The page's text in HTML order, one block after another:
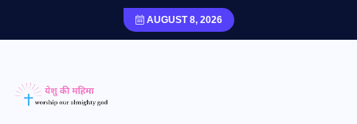
AUGUST 8, 2026